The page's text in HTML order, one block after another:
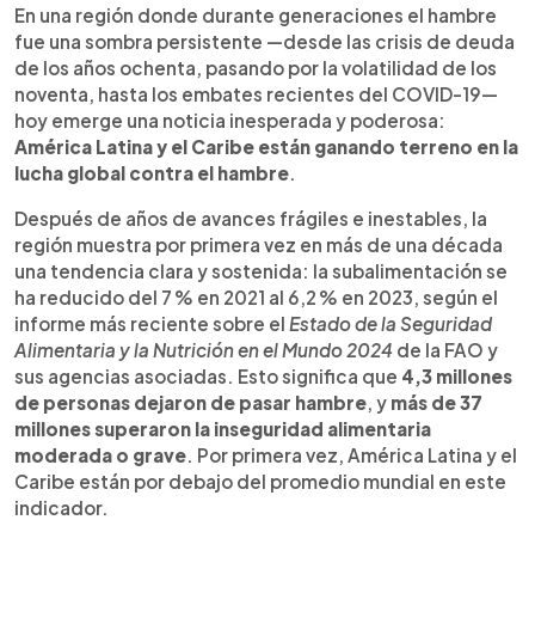
Escuchar artículo
En una región donde durante generaciones el hambre
fue una sombra persistente —desde las crisis de deuda
de los años ochenta, pasando por la volatilidad de los
noventa, hasta los embates recientes del COVID-19—
hoy emerge una noticia inesperada y poderosa:
América Latina y el Caribe están ganando terreno en la
lucha global contra el hambre.
Después de años de avances frágiles e inestables, la
región muestra por primera vez en más de una década
una tendencia clara y sostenida: la subalimentación se
ha reducido del 7 % en 2021 al 6,2 % en 2023, según el
informe más reciente sobre el Estado de la Seguridad
Alimentaria y la Nutrición en el Mundo 2024 de la FAO y
sus agencias asociadas. Esto significa que 4,3 millones
de personas dejaron de pasar hambre, y más de 37
millones superaron la inseguridad alimentaria
moderada o grave. Por primera vez, América Latina y el
Caribe están por debajo del promedio mundial en este
indicador.